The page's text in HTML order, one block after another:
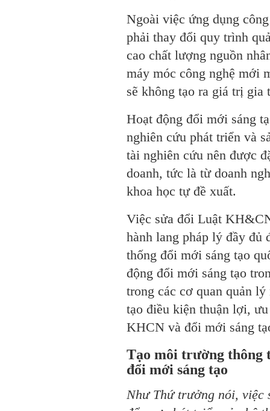
Ngoài việc ứng dụng
phải thay đổi quy trình
cao chất lượng nguồn
máy móc công nghệ mới
sẽ không tạo ra giá trị gia
Hoạt động đổi mới sáng
nghiên cứu phát triển và
tài nghiên cứu nên được
doanh, tức là từ doanh
khoa học tự đề xuất.
Việc sửa đổi Luật
hành lang pháp lý đầy đủ
thống đổi mới sáng tạo
động đổi mới sáng tạo
trong các cơ quan quản
tạo điều kiện thuận lợi,
KHCN và đổi mới sáng
Tạo môi trường thông
đổi mới sáng tạo
Như Thứ trưởng nói, việc